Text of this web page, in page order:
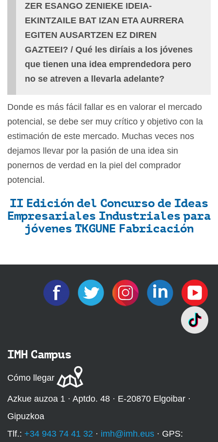
ZER ESANGO ZENIEKE IDEIA-
EKINTZAILE BAT IZAN ETA AURRERA
EGITEN AUSARTZEN EZ DIREN
GAZTEEI? / Qué les diríais a los jóvenes
que tienen una idea emprendedora pero
no se atreven a llevarla adelante?
Donde es más fácil fallar es en valorar el mercado
potencial, se debe ser muy crítico y objetivo con la
estimación de este mercado. Muchas veces nos
dejamos llevar por la pasión de una idea sin
ponernos de verdad en la piel del comprador
potencial.
II Edición del Concurso de Ideas
Empresariales Industriales para
jóvenes TKGUNE Fabricación
IMH Campus
Cómo llegar
Azkue auzoa 1 · Aptdo. 48 · E-20870 Elgoibar ·
Gipuzkoa
Tlf.: +34 943 74 41 32 · imh@imh.eus · GPS: